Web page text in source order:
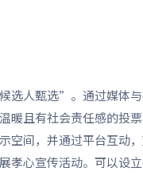
人甄选”。通过媒体与
暖且有社会责任感的投
间，并通过平台互动
心宣传活动。可以设